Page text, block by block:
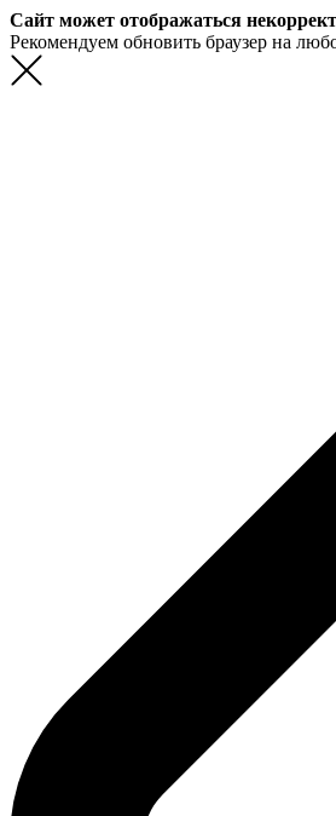
Сайт может отображаться
Рекомендуем обновить браузер на